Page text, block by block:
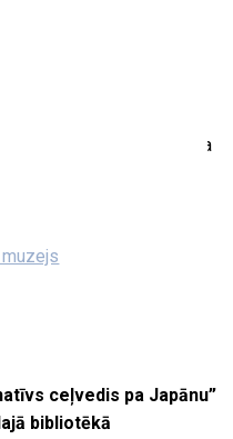
un izceļot Latvijas
tvērumā.
būs atvērta
kas vēstī par
ļaujot izsekot Valda
mākslinieciskajām
ceļvedis pa Japānu”
bibliotēkā